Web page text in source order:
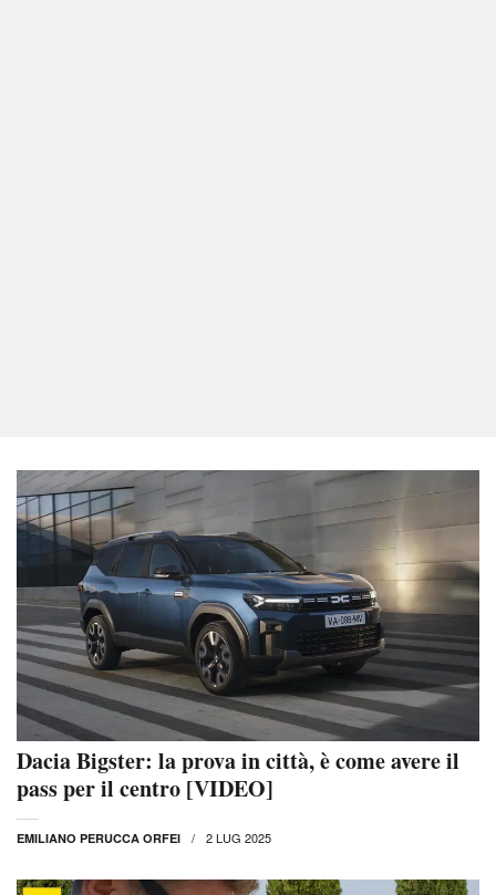
Dacia Bigster: la prova in città, è come avere il
pass per il centro [VIDEO]
EMILIANO PERUCCA ORFEI 2 LUG 2025